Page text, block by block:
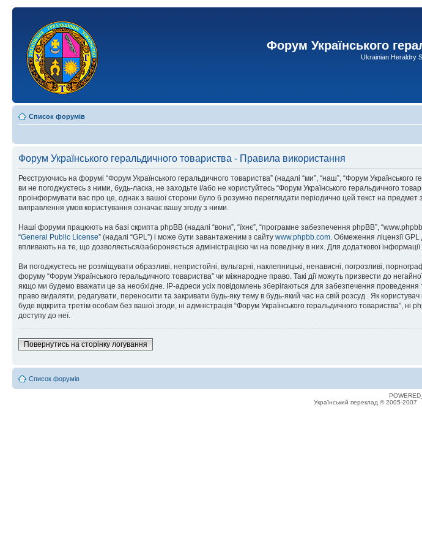
Форум Українського
Ukrainian Heraldry
Список форумів
Форум Українського геральдичного товариства - Правила використання
Реєструючись на форумі “Форум Українського геральдичного товариства” (надалі “ми”, “наш”, “Форум
ви не погоджуєтесь з ними, будь-ласка, не заходьте і/або не користуйтесь “Форум Українського геральдичного
проінформувати вас про це, однак з вашої сторони було б розумно переглядати періодично цей текст на предмет
виправлення умов користування означає вашу згоду з ними.
Наші форуми працюють на базі скрипта phpBB (надалі “вони”, “їхнє”, “програмне забезпечення phpBB”,
“General Public License” (надалі “GPL”) і може бути завантаженим з сайту www.phpbb.com. Обмеження ліцензії GPL
впливають на те, що дозволяється/забороняється адміністрацією чи на поведінку в них. Для додаткової
Ви погоджуєтесь не розміщувати образливі, непристойні, вульгарні, наклепницькі, ненависні, погрозливі,
форуму “Форум Українського геральдичного товариства” чи міжнародне право. Такі дії можуть призвести до
якщо ми будемо вважати це за необхідне. IP-адреси усіх повідомлень зберігаються для забезпечення
право видаляти, редагувати, переносити та закривати будь-яку тему в будь-який час на свій розсуд . Як
буде відкрита третім особам без вашої згоди, ні адмністрація “Форум Українського геральдичного товариства”, ні
доступу до неї.
Повернутись на сторінку логування
Список форумів
Український переклад © 2005-2007